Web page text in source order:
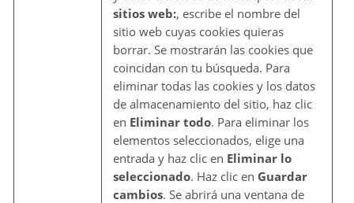
sitios web:, escribe el nombre del
sitio web cuyas cookies quieras
borrar. Se mostrarán las cookies que
coincidan con tu búsqueda. Para
eliminar todas las cookies y los datos
de almacenamiento del sitio, haz clic
en Eliminar todo. Para eliminar los
elementos seleccionados, elige una
entrada y haz clic en Eliminar lo
seleccionado. Haz clic en Guardar
cambios. Se abrirá una ventana de